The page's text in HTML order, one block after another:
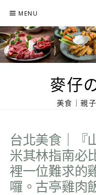
content
MENU
麥仔
美食｜親
台北美食｜『
米其林指南必
裡一位難求的
囉。古亭雞肉